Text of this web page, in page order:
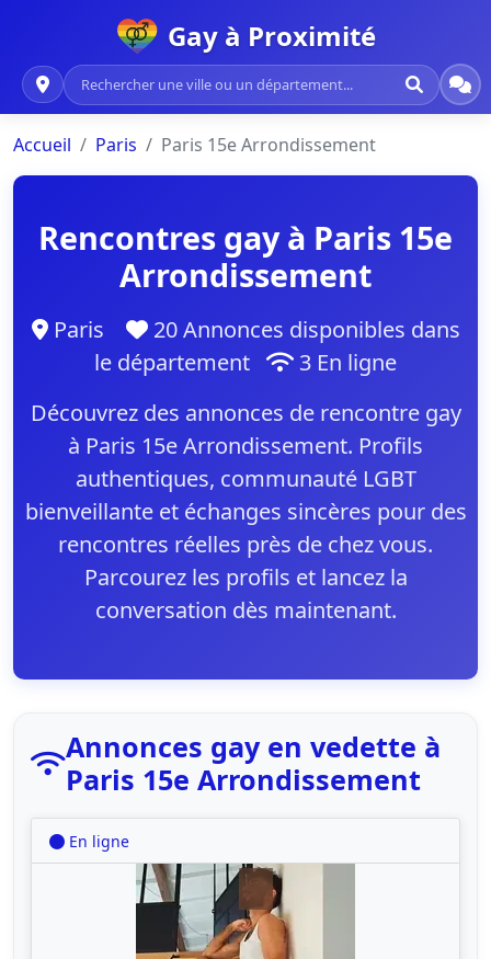
Gay à Proximité
Accueil Paris Paris 15e Arrondissement
Rencontres gay à Paris 15e
Arrondissement
Paris
20 Annonces disponibles dans
le département
3 En ligne
Découvrez des annonces de rencontre gay
à Paris 15e Arrondissement. Profils
authentiques, communauté LGBT
bienveillante et échanges sincères pour des
rencontres réelles près de chez vous.
Parcourez les profils et lancez la
conversation dès maintenant.
Annonces gay en vedette à
Paris 15e Arrondissement
En ligne